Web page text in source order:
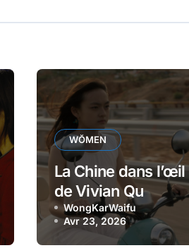
WŎMEN
La Chine dans l’œil
de Vivian Qu
WongKarWaifu
Avr 23, 2026